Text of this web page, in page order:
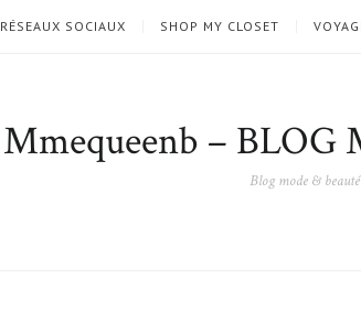
RÉSEAUX SOCIAUX SHOP MY CLOSET
Mmequeenb –
Blog mode &